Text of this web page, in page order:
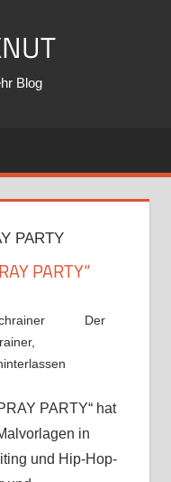
Blog
PARTY“
Der
,
PARTY“ hat
in
und Hip-Hop-